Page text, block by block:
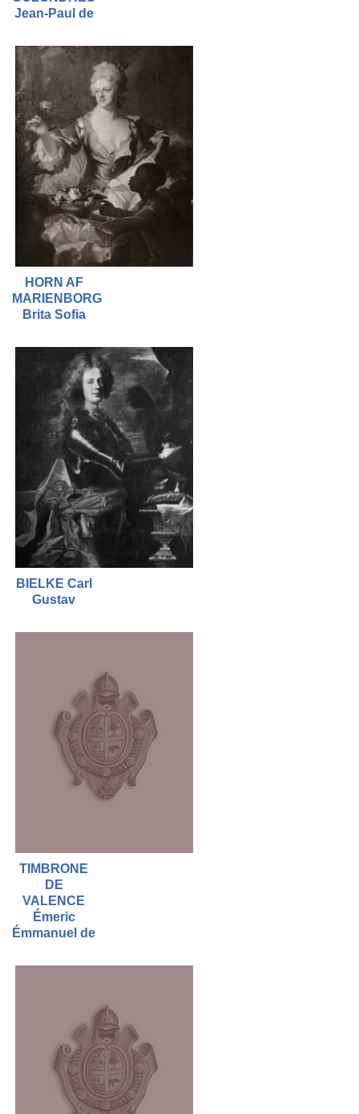
Jean-Paul de
HORN AF
MARIENBORG
Brita Sofia
BIELKE Carl
Gustav
TIMBRONE
DE
VALENCE
Émeric
Émmanuel de